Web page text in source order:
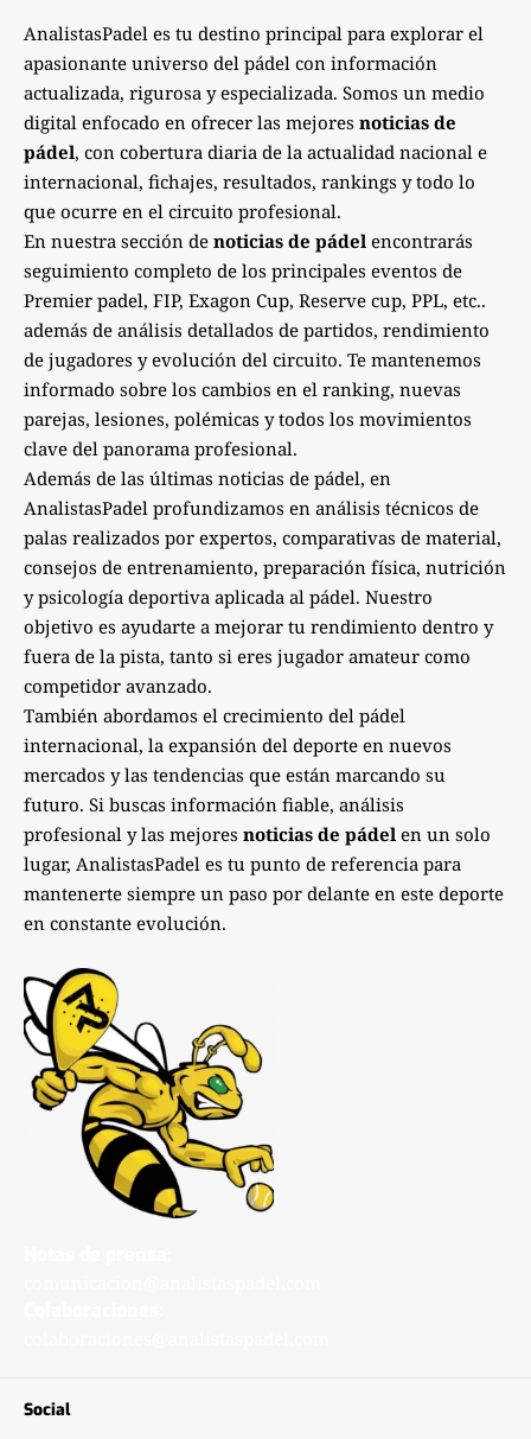
AnalistasPadel es tu destino principal para explorar el
apasionante universo del pádel con información
actualizada, rigurosa y especializada. Somos un medio
digital enfocado en ofrecer las mejores noticias de
pádel, con cobertura diaria de la actualidad nacional e
internacional, fichajes, resultados, rankings y todo lo
que ocurre en el circuito profesional.
En nuestra sección de noticias de pádel encontrarás
seguimiento completo de los principales eventos de
Premier padel, FIP, Exagon Cup, Reserve cup, PPL, etc..
además de análisis detallados de partidos, rendimiento
de jugadores y evolución del circuito. Te mantenemos
informado sobre los cambios en el ranking, nuevas
parejas, lesiones, polémicas y todos los movimientos
clave del panorama profesional.
Además de las últimas noticias de pádel, en
AnalistasPadel profundizamos en análisis técnicos de
palas realizados por expertos, comparativas de material,
consejos de entrenamiento, preparación física, nutrición
y psicología deportiva aplicada al pádel. Nuestro
objetivo es ayudarte a mejorar tu rendimiento dentro y
fuera de la pista, tanto si eres jugador amateur como
competidor avanzado.
También abordamos el crecimiento del pádel
internacional, la expansión del deporte en nuevos
mercados y las tendencias que están marcando su
futuro. Si buscas información fiable, análisis
profesional y las mejores noticias de pádel en un solo
lugar, AnalistasPadel es tu punto de referencia para
mantenerte siempre un paso por delante en este deporte
en constante evolución.
Social